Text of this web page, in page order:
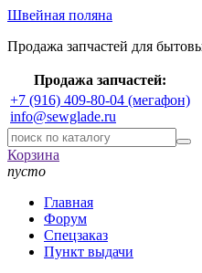
Швейная поляна
Продажа запчастей для
Продажа запчастей:
+7 (916) 409-80-04 (мегафон)
info@sewglade.ru
Корзина
пусто
Главная
Форум
Спецзаказ
Пункт выдачи